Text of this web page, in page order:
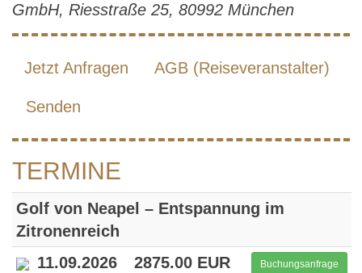
GmbH, Riesstraße 25, 80992 München
Jetzt Anfragen AGB (Reiseveranstalter)
Senden
TERMINE
Golf von Neapel – Entspannung im
Zitronenreich
11.09.2026
2875.00 EUR Buchungsanfrage